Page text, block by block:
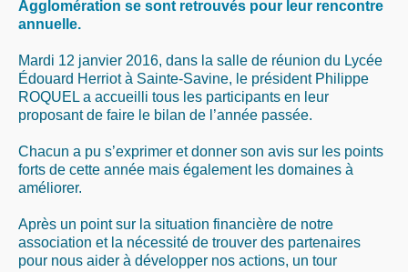
Agglomération se sont retrouvés pour leur rencontre
annuelle.
Mardi 12 janvier 2016, dans la salle de réunion du Lycée
Édouard Herriot à Sainte-Savine, le président Philippe
ROQUEL a accueilli tous les participants en leur
proposant de faire le bilan de l’année passée.
Chacun a pu s’exprimer et donner son avis sur les points
forts de cette année mais également les domaines à
améliorer.
Après un point sur la situation financière de notre
association et la nécessité de trouver des partenaires
pour nous aider à développer nos actions, un tour